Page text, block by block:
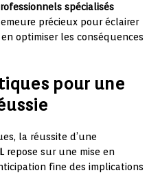
spécialisés
précieux pour éclairer
optimiser les conséquences
pour une
la réussite d’une
repose sur une mise en
fine des implications